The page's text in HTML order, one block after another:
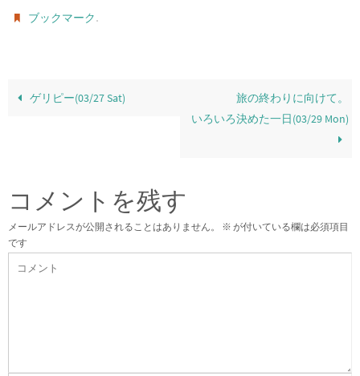
ブックマーク.
ゲリピー(03/27 Sat)
旅の終わりに向けて。
いろいろ決めた一日(03/29 Mon)
コメントを残す
メールアドレスが公開されることはありません。 ※ が付いている欄は必須項目
です